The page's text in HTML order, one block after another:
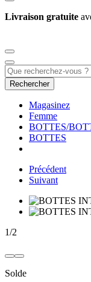
Livraison gratuite
Rechercher
Magasinez
Femme
BOTTES/
BOTTES
Précédent
Suivant
1/2
Solde